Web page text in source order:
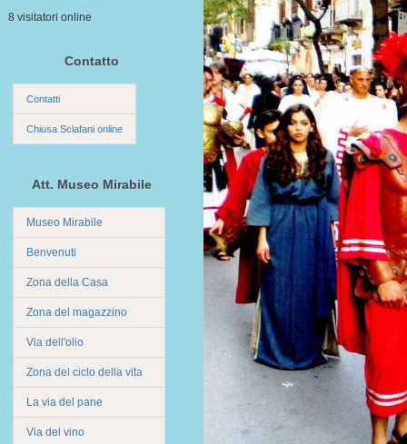
8 visitatori online
Contatto
Contatti
Chiusa Sclafani online
Att. Museo Mirabile
Museo Mirabile
Benvenuti
Zona della Casa
Zona del magazzino
Via dell'olio
Zona del ciclo della vita
La via del pane
Via del vino